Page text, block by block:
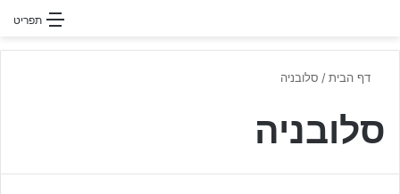
תפריט
דף הבית/ סלובניה
סלובניה